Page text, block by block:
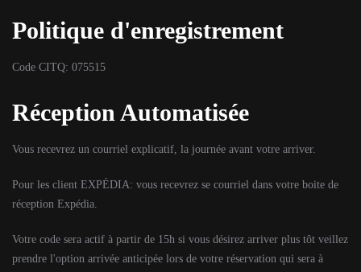
Politique d'enregistrement
Code CITQ: 075515
Réception Automatisée
Vous recevrez un courriel explicatif, la journée avant votre arriver.
Pour les client EXPÉDIA: vous recevrez se courriel dans votre boite de
réception Expédia.
Votre code sera actif à partir de 15h si vous désirez arriver plus tôt veillez
prendre l'option arrivée anticipée lors de votre réservation qui sera à